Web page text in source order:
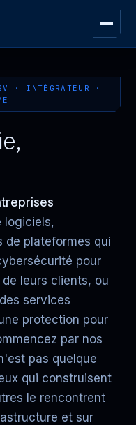
· INTÉGRATEUR ·
logiciels,
de plateformes qui
pour
leurs clients, ou
services
protection pour
par nos
pas quelque
qui construisent
le rencontrent
et sur